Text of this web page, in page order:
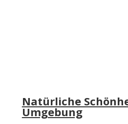
Natürliche
Umgebung